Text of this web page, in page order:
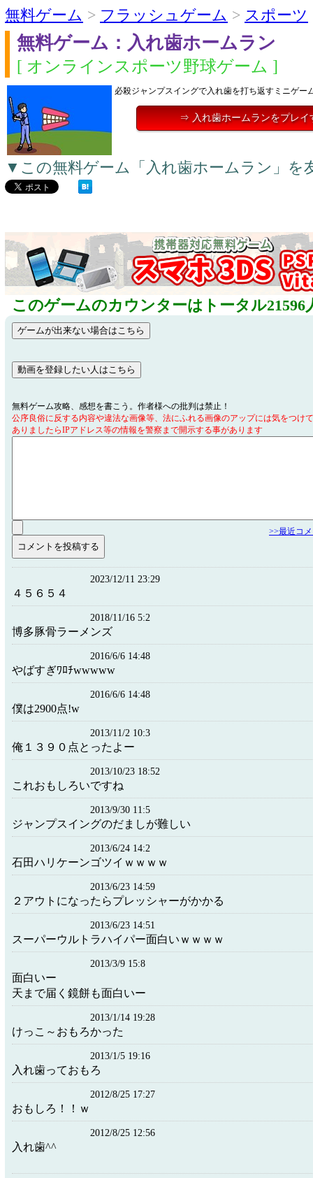
無料ゲーム > フラッシュゲーム > スポーツ
無料ゲーム：入れ歯ホームラン
[ オンラインスポーツ野球ゲーム ]
必殺ジャンプスイングで入れ歯を打ち返すミニゲー
⇒ 入れ歯ホームランをプレイ
▼この無料ゲーム「入れ歯ホームラン」を
このゲームのカウンターはトータル21596
無料ゲーム攻略、感想を書こう。作者様への批判は禁止！
公序良俗に反する内容や違法な画像等、法にふれる画像のアップには気をつけ
ありましたらIPアドレス等の情報を警察まで開示する事があります
>>最近コ
2023/12/11 23:29
４５６５４
2018/11/16 5:2
博多豚骨ラーメンズ
2016/6/6 14:48
やばすぎﾜﾛﾁwwwww
2016/6/6 14:48
僕は2900点!w
2013/11/2 10:3
俺１３９０点とったよー
2013/10/23 18:52
これおもしろいですね
2013/9/30 11:5
ジャンプスイングのだましが難しい
2013/6/24 14:2
石田ハリケーンゴツイｗｗｗｗ
2013/6/23 14:59
２アウトになったらプレッシャーがかかる
2013/6/23 14:51
スーパーウルトラハイパー面白いｗｗｗｗ
2013/3/9 15:8
面白いー
天まで届く鏡餅も面白いー
2013/1/14 19:28
けっこ～おもろかった
2013/1/5 19:16
入れ歯っておもろ
2012/8/25 17:27
おもしろ！！ｗ
2012/8/25 12:56
入れ歯^^